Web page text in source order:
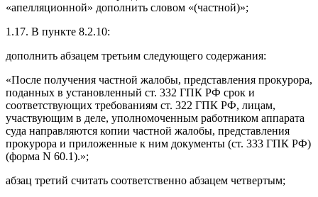
«апелляционной» дополнить словом «(частной)»;
1.17. В пункте 8.2.10:
дополнить абзацем третьим следующего содержания:
«После получения частной жалобы, представления прокурора,
поданных в установленный ст. 332 ГПК РФ срок и
соответствующих требованиям ст. 322 ГПК РФ, лицам,
участвующим в деле, уполномоченным работником аппарата
суда направляются копии частной жалобы, представления
прокурора и приложенные к ним документы (ст. 333 ГПК РФ)
(форма N 60.1).»;
абзац третий считать соответственно абзацем четвертым;